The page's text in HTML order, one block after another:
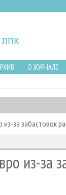
О ЖУРНАЛЕ
за забастовок
из-за